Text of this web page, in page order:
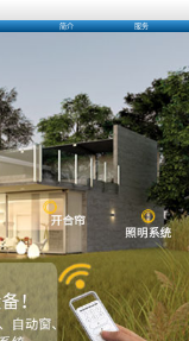
简介 服务